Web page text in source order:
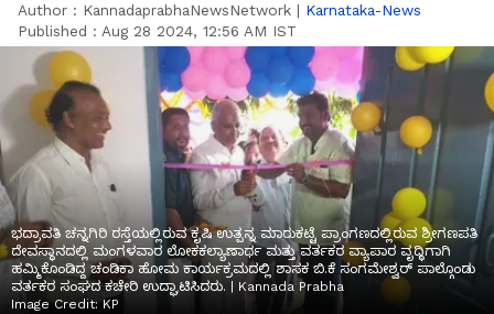
Author : KannadaprabhaNewsNetwork | Karnataka-News
Published : Aug 28 2024, 12:56 AM IST
ಭದ್ರಾವತಿ ಚನ್ನಗಿರಿ ರಸ್ತೆಯಲ್ಲಿರುವ ಕೃಷಿ ಉತ್ಪನ್ನ ಮಾರುಕಟ್ಟೆ ಪ್ರಾಂಗಣದಲ್ಲಿರುವ ಶ್ರೀಗಣಪತಿ
ದೇವಸ್ಥಾನದಲ್ಲಿ ಮಂಗಳವಾರ ಲೋಕಕಲ್ಯಾಣಾರ್ಥ ಮತ್ತು ವರ್ತಕರ ವ್ಯಾಪಾರ ವೃಧ್ಧಿಗಾಗಿ
ಹಮ್ಮಿಕೊಂಡಿದ್ದ ಚಂಡಿಕಾ ಹೋಮ ಕಾರ್ಯಕ್ರಮದಲ್ಲಿ ಶಾಸಕ ಬಿ.ಕೆ ಸಂಗಮೇಶ್ವರ್ ಪಾಲ್ಗೊಂಡು
ವರ್ತಕರ ಸಂಘದ ಕಚೇರಿ ಉದ್ಘಾಟಿಸಿದರು. | Kannada Prabha
Image Credit:KP